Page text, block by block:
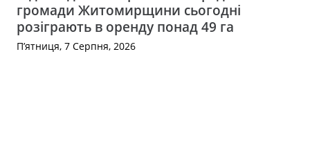
громади Житомирщини сьогодні
розіграють в оренду понад 49 га
П’ятниця, 7 Серпня, 2026